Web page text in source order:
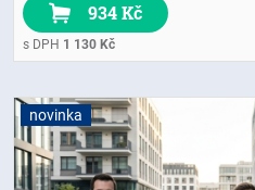
934 Kč
s DPH 1 130 Kč
novinka